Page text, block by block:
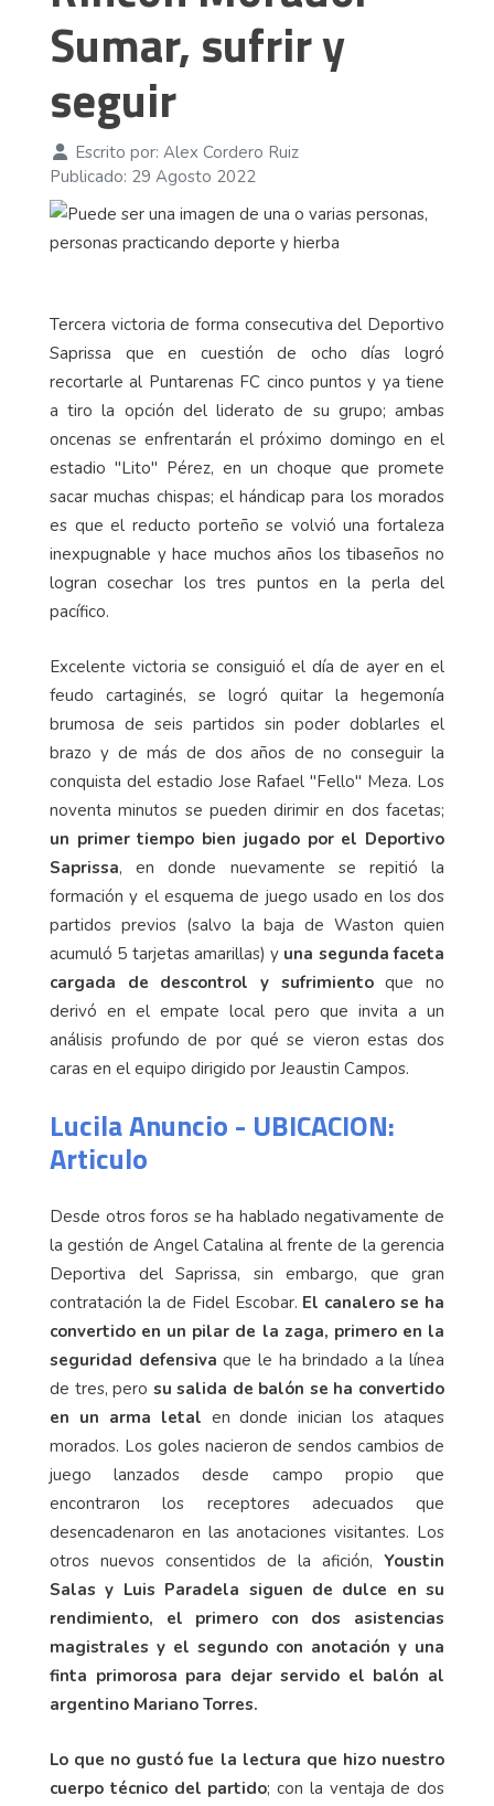
Sumar, sufrir y
seguir
Escrito por: Alex Cordero Ruiz
Publicado: 29 Agosto 2022
Tercera victoria de forma consecutiva del Deportivo
Saprissa que en cuestión de ocho días logró
recortarle al Puntarenas FC cinco puntos y ya tiene
a tiro la opción del liderato de su grupo; ambas
oncenas se enfrentarán el próximo domingo en el
estadio "Lito" Pérez, en un choque que promete
sacar muchas chispas; el hándicap para los morados
es que el reducto porteño se volvió una fortaleza
inexpugnable y hace muchos años los tibaseños no
logran cosechar los tres puntos en la perla del
pacífico.
Excelente victoria se consiguió el día de ayer en el
feudo cartaginés, se logró quitar la hegemonía
brumosa de seis partidos sin poder doblarles el
brazo y de más de dos años de no conseguir la
conquista del estadio Jose Rafael "Fello" Meza. Los
noventa minutos se pueden dirimir en dos facetas;
un primer tiempo bien jugado por el Deportivo
Saprissa, en donde nuevamente se repitió la
formación y el esquema de juego usado en los dos
partidos previos (salvo la baja de Waston quien
acumuló 5 tarjetas amarillas) y una segunda faceta
cargada de descontrol y sufrimientoque no
derivó en el empate local pero que invita a un
análisis profundo de por qué se vieron estas dos
caras en el equipo dirigido por Jeaustin Campos.
Lucila Anuncio - UBICACION:
Articulo
Desde otros foros se ha hablado negativamente de
la gestión de Angel Catalina al frente de la gerencia
Deportiva del Saprissa, sin embargo, que gran
contratación la de Fidel Escobar. El canalero se ha
convertido en un pilar de la zaga, primero en la
seguridad defensiva que le ha brindado a la línea
de tres, pero su salida de balón se ha convertido
en un arma letal en donde inician los ataques
morados. Los goles nacieron de sendos cambios de
juego lanzados desde campo propio que
encontraron los receptores adecuados que
desencadenaron en las anotaciones visitantes. Los
otros nuevos consentidos de la afición, Youstin
Salas y Luis Paradela siguen de dulce en su
rendimiento, el primero con dos asistencias
magistrales y el segundo con anotación y una
finta primorosa para dejar servido el balón al
argentino Mariano Torres.
Lo que no gustó fue la lectura que hizo nuestro
cuerpo técnico del partido; con la ventaja de dos